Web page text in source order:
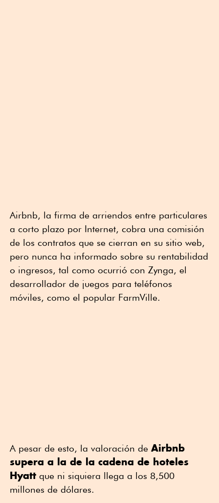
Airbnb, la firma de arriendos entre particulares
a corto plazo por Internet, cobra una comisión
de los contratos que se cierran en su sitio web,
pero nunca ha informado sobre su rentabilidad
o ingresos, tal como ocurrió con Zynga, el
desarrollador de juegos para teléfonos
móviles, como el popular FarmVille.
A pesar de esto, la valoración de Airbnb
supera a la de la cadena de hoteles
Hyatt que ni siquiera llega a los 8,500
millones de dólares.